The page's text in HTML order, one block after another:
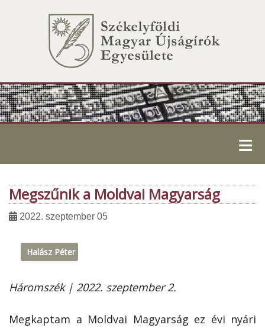
≡
Megszűnik a Moldvai Magyarság
2022. szeptember 05
Halász Péter
Háromszék | 2022. szeptember 2.
Megkaptam a Moldvai Magyarság ez évi nyári